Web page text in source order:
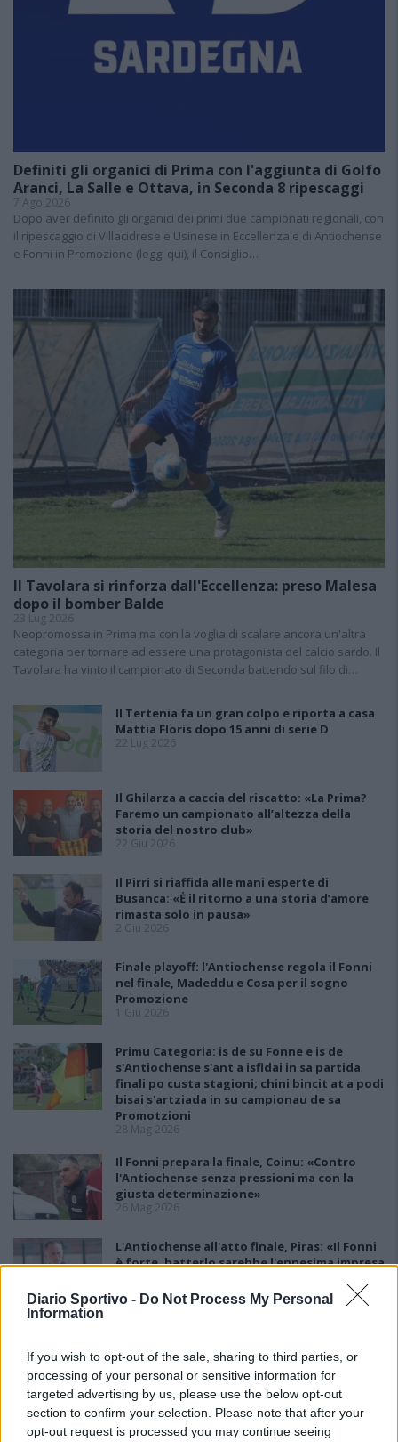
Diario Sportivo - Do Not Process My Personal
Information
If you wish to opt-out of the sale, sharing to third parties, or
processing of your personal or sensitive information for
targeted advertising by us, please use the below opt-out
section to confirm your selection. Please note that after your
opt-out request is processed you may continue seeing
Definiti gli organici di Prima con l'aggiunta di Golfo
Aranci, La Salle e Ottava, in Seconda 8 ripescaggi
7 Ago 2026
Dopo aver definito gli organici dei primi due campionati regionali, con
il ripescaggio di Villacidrese e Usinese in Eccellenza e di Antiochense
e Fonni in Promozione (leggi qui), il Consiglio…
Il Tavolara si rinforza dall'Eccellenza: preso Malesa
dopo il bomber Balde
23 Lug 2026
Neopromossa in Prima ma con la voglia di scalare ancora un'altra
categoria per tornare ad essere una protagonista del calcio sardo. Il
Tavolara ha vinto il campionato di Seconda battendo sul filo di…
Il Tertenia fa un gran colpo e riporta a casa
Mattia Floris dopo 15 anni di serie D
22 Lug 2026
Il Ghilarza a caccia del riscatto: «La Prima?
Faremo un campionato all’altezza della
storia del nostro club»
22 Giu 2026
Il Pirri si riaffida alle mani esperte di
Busanca: «Ė il ritorno a una storia d’amore
rimasta solo in pausa»
2 Giu 2026
Finale playoff: l'Antiochense regola il Fonni
nel finale, Madeddu e Cosa per il sogno
Promozione
1 Giu 2026
Primu Categoria: is de su Fonne e is de
s'Antiochense s'ant a isfidai in sa partida
finali po custa stagioni; chini bincit at a podi
bisai s'artziada in su campionau de sa
Promotzioni
28 Mag 2026
Il Fonni prepara la finale, Coinu: «Contro
l'Antiochense senza pressioni ma con la
giusta determinazione»
26 Mag 2026
L'Antiochense all'atto finale, Piras: «Il Fonni
è forte, batterlo sarebbe l'ennesima impresa
26 Mag 2026
e Sennori in Seconda
25 Mag 2026